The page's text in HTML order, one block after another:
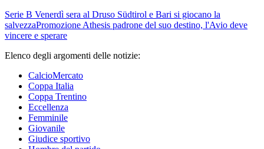
Serie B Venerdì sera al Druso Südtirol e Bari si giocano la
salvezzaPromozione Athesis padrone del suo destino, l'Avio deve
vincere e sperare
Elenco degli argomenti delle notizie:
CalcioMercato
Coppa Italia
Coppa Trentino
Eccellenza
Femminile
Giovanile
Giudice sportivo